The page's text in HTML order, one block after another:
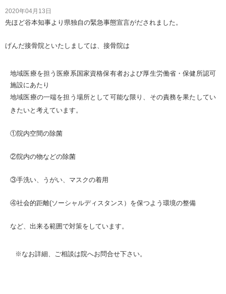
2020年04月13日
先ほど谷本知事より県独自の緊急事態宣言がだされました。
げんだ接骨院といたしましては、接骨院は
地域医療を担う医療系国家資格保有者および厚生労働省・保健所認可
施設にあたり
地域医療の一端を担う場所として可能な限り、その責務を果たしてい
きたいと考えています。
①院内空間の除菌
②院内の物などの除菌
③手洗い、うがい、マスクの着用
④社会的距離(ソーシャルディスタンス）を保つよう環境の整備
など、出来る範囲で対策をしています。
※なお詳細、ご相談は院へお問合せ下さい。